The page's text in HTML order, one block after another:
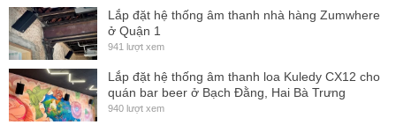
Lắp đặt hệ thống âm thanh nhà hàng Zumwhere
ở Quận 1
941 lượt xem
Lắp đặt hệ thống âm thanh loa Kuledy CX12 cho
quán bar beer ở Bạch Đằng, Hai Bà Trưng
940 lượt xem